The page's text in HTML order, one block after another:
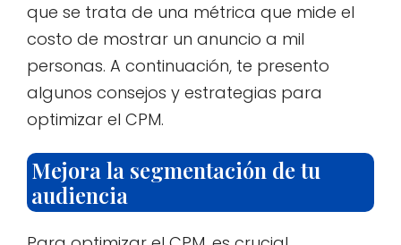
que se trata de una métrica que mide el
costo de mostrar un anuncio a mil
personas. A continuación, te presento
algunos consejos y estrategias para
optimizar el CPM.
Mejora la segmentación de tu
audiencia